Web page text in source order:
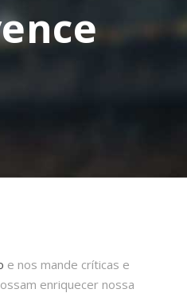
e nos mande críticas e
enriquecer nossa